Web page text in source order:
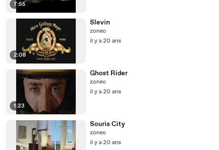
7:55
2:08
Slevin
zoneo
il y a 20 ans
1:23
Ghost Rider
zoneo
il y a 20 ans
Souris City
zoneo
il y a 20 ans